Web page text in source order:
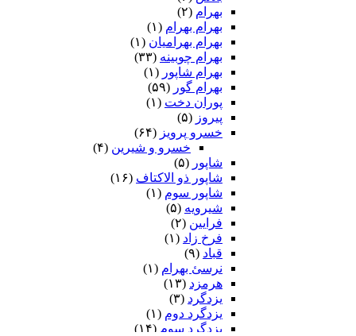
بهرام (۲)
بهرام بهرام (۱)
بهرام بهرامیان‏ (۱)
بهرام چوبینه (۳۳)
بهرام شاپور (۱)
بهرام گور (۵۹)
پوران دخت (۱)
پیروز (۵)
خسرو پرویز (۶۴)
خسرو و شیرین (۴)
شاپور (۵)
شاپور ذو الاکتاف (۱۶)
شاپور سوم‏ (۱)
شیرویه (۵)
فرایین (۲)
فرخ زاد (۱)
قباد (۹)
نرسئ بهرام‏ (۱)
هرمزد (۱۳)
یزدگرد (۳)
یزدگرد دوم (۱)
یزدگرد سوم (۱۴)